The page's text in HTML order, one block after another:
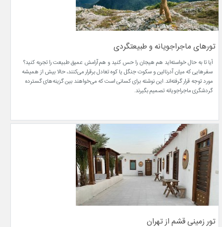
تورهای ماجراجویانه و طبیعتگردی
آیا تا به حال خواسته‌اید هم هیجان را حس کنید و هم آرامش عمیق طبیعت را تجربه کنید؟
سفرهایی که میان آدرنالین و سکوت جنگل یا کوه تعادل برقرار می‌کنند، حالا بیش از همیشه
مورد توجه قرار گرفته‌اند. این نوشته برای کسانی است که می‌خواهند بین گزینه‌های گسترده
گردشگری ماجراجویانه تصمیم بگیرند.
تور زمینی قشم از تهران